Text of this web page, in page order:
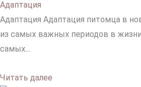
Адаптация
Адаптация Адаптация питомца в
из самых важных периодов в
самых...
Читать далее